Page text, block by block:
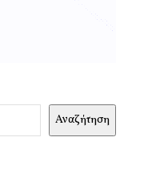
Αναζήτηση